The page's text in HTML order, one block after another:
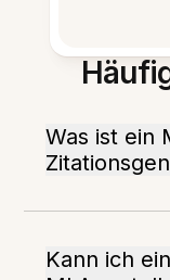
Was ist ein
Kann ich